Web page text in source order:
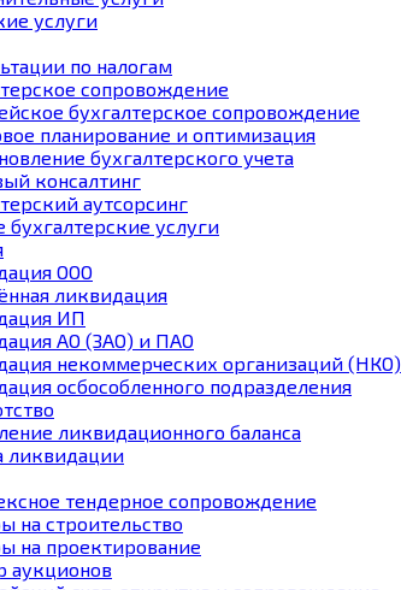
услуги
по налогам
cопровождение
бухгалтерское сопровождение
планирование и оптимизация
бухгалтерского учета
консалтинг
аутсорсинг
бухгалтерские услуги
ООО
ликвидация
ИП
АО (ЗАО) и ПАО
некоммерческих организаций (НКО)
осбособленного подразделения
ликвидационного баланса
ликвидации
тендерное сопровождение
на строительство
на проектирование
аукционов